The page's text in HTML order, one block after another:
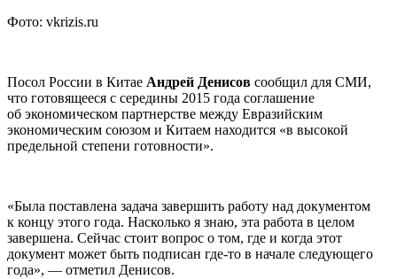
Фото: vkrizis.ru
Посол России в Китае Андрей Денисов сообщил для СМИ,
что готовящееся с середины 2015 года соглашение
об экономическом партнерстве между Евразийским
экономическим союзом и Китаем находится «в высокой
предельной степени готовности».
«Была поставлена задача завершить работу над документом
к концу этого года. Насколько я знаю, эта работа в целом
завершена. Сейчас стоит вопрос о том, где и когда этот
документ может быть подписан где-то в начале следующего
года», — отметил Денисов.